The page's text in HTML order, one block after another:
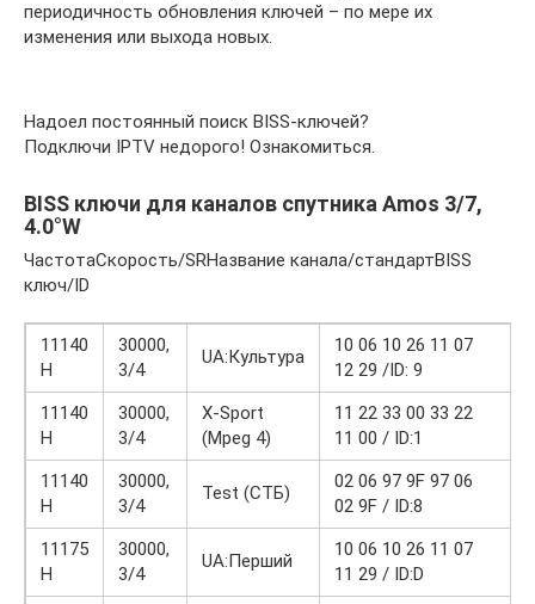
периодичность обновления ключей – по мере их
изменения или выхода новых.
Надоел постоянный поиск BISS-ключей?
Подключи IPTV недорого! Ознакомиться.
BISS ключи для каналов спутника Amos 3/7,
4.0°W
ЧастотаСкорость/SRНазвание канала/стандартBISS
ключ/ID
11140
H
30000,
3/4
UA:Культура
10 06 10 26 11 07
12 29 /ID: 9
11140
H
30000,
3/4
X-Sport
(Mpeg 4)
11 22 33 00 33 22
11 00 / ID:1
11140
H
30000,
3/4
Test (СТБ)
02 06 97 9F 97 06
02 9F / ID:8
11175
H
30000,
3/4
UA:Перший
10 06 10 26 11 07
11 29 / ID:D